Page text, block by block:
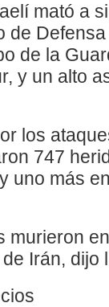
mató a
de
de la
y un alto
los
747
uno más
murieron
Irán, dijo